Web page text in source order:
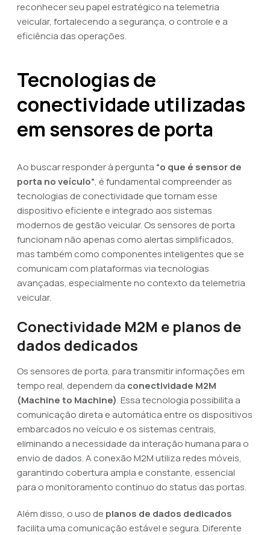
reconhecer seu papel estratégico na telemetria
veicular, fortalecendo a segurança, o controle e a
eficiência das operações.
Tecnologias de
conectividade utilizadas
em sensores de porta
Ao buscar responder à pergunta “o que é sensor de
porta no veículo”, é fundamental compreender as
tecnologias de conectividade que tornam esse
dispositivo eficiente e integrado aos sistemas
modernos de gestão veicular. Os sensores de porta
funcionam não apenas como alertas simplificados,
mas também como componentes inteligentes que se
comunicam com plataformas via tecnologias
avançadas, especialmente no contexto da telemetria
veicular.
Conectividade M2M e planos de
dados dedicados
Os sensores de porta, para transmitir informações em
tempo real, dependem da conectividade M2M
(Machine to Machine). Essa tecnologia possibilita a
comunicação direta e automática entre os dispositivos
embarcados no veículo e os sistemas centrais,
eliminando a necessidade da interação humana para o
envio de dados. A conexão M2M utiliza redes móveis,
garantindo cobertura ampla e constante, essencial
para o monitoramento contínuo do status das portas.
Além disso, o uso de planos de dados dedicados
facilita uma comunicação estável e segura. Diferente